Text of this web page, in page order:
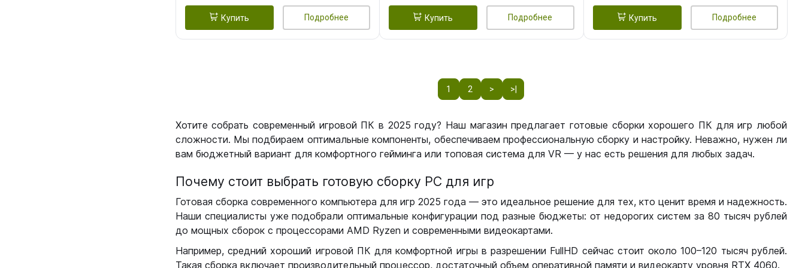
Купить Подробнее Купить Подробнее Купить Подробнее
1 2 > >|
Хотите собрать современный игровой ПК в 2025 году? Наш магазин предлагает готовые сборки хорошего ПК для игр любой
сложности. Мы подбираем оптимальные компоненты, обеспечиваем профессиональную сборку и настройку. Неважно, нужен ли
вам бюджетный вариант для комфортного гейминга или топовая система для VR — у нас есть решения для любых задач.
Почему стоит выбрать готовую сборку РС для игр
Готовая сборка современного компьютера для игр 2025 года — это идеальное решение для тех, кто ценит время и надежность.
Наши специалисты уже подобрали оптимальные конфигурации под разные бюджеты: от недорогих систем за 80 тысяч рублей
до мощных сборок с процессорами AMD Ryzen и современными видеокартами.
Например, средний хороший игровой ПК для комфортной игры в разрешении FullHD сейчас стоит около 100–120 тысяч рублей.
Такая сборка включает производительный процессор, достаточный объем оперативной памяти и видеокарту уровня RTX 4060.